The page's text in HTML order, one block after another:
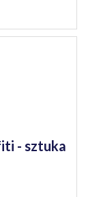
- sztuka